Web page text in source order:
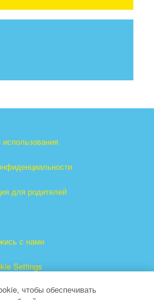
для родителей
с нами
Settings
чтобы обеспечивать